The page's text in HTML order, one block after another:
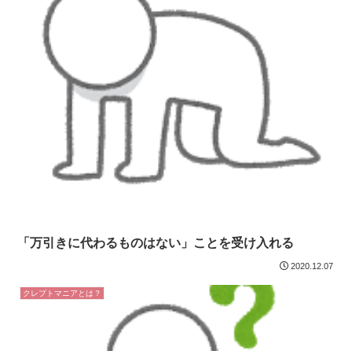
「万引きに代わるものはない」ことを受け入れる
2020.12.07
クレプトマニアとは？